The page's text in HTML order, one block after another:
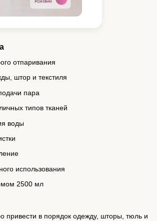
отпаривания
штор и текстиля
пара
типов тканей
воды
использования
2500 мл
привести в порядок одежду, шторы, тюль и